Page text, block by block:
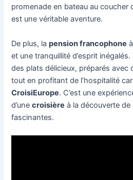
promenade en bateau au coucher
est une véritable aventure.
De plus, lapension francophone
et une tranquillité d’esprit
des plats délicieux, préparés avec
tout en profitant de l’hospitalité
CroisiEurope. C’est une
d’unecroisière à la découverte
fascinantes.